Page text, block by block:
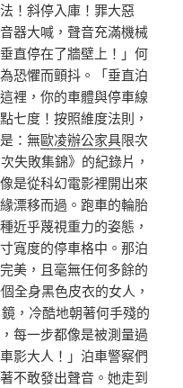
！斜停入庫！罪大惡
器大喊，聲音充滿機械
直停在了牆壁上！」何
恐懼而顫抖。「垂直泊
裡，你的車體與停車線
七度！按照維度法則，
：無歐凌辦公家具限次
失敗集錦》的紀錄片，
是從科幻電影裡開出來
漂移而過。跑車的輪胎
近乎蔑視重力的姿態，
寬度的停車格中。那泊
美，且毫無任何多餘的
全身黑色皮衣的女人，
，冷酷地朝著何手殘的
每一步都像是被測量過
影大人！」泊車警察們
不敢發出聲音。她走到